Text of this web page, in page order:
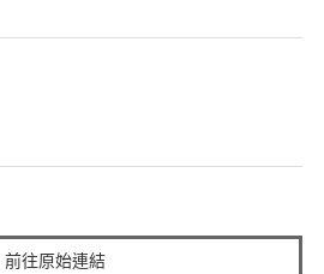
前往原始連結